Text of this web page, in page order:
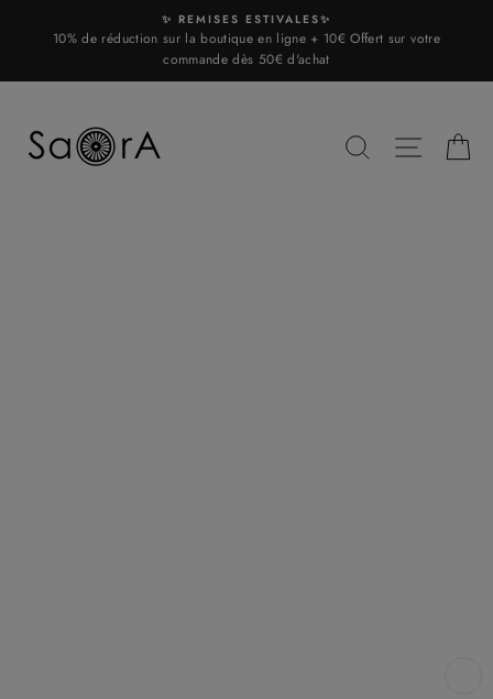
✨ REMISES ESTIVALES✨
10% de réduction sur la boutique en ligne + 10€ Offert sur votre
commande dès 50€ d'achat
SEARCHSITE